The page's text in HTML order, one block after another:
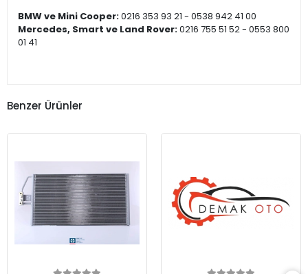
BMW ve Mini Cooper:0216 353 93 21 - 0538 942 41 00
Mercedes, Smart ve Land Rover:0216 755 51 52 - 0553 800
01 41
Benzer Ürünler